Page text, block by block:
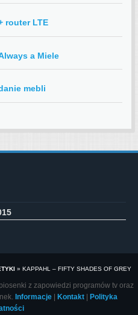
router LTE
a Miele
mebli
» KAPPAHL – FIFTY SHADES OF GREY
z zapowiedzi programów tv oraz
Informacje| Kontakt|
Polityka